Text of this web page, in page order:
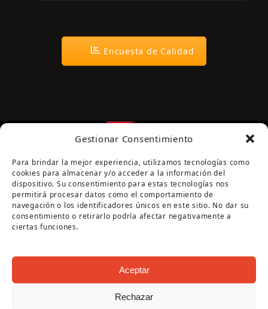
Gestionar Consentimiento
Para brindar la mejor experiencia, utilizamos tecnologías como
cookies para almacenar y/o acceder a la información del
dispositivo. Su consentimiento para estas tecnologías nos
permitirá procesar datos como el comportamiento de
navegación o los identificadores únicos en este sitio. No dar su
consentimiento o retirarlo podría afectar negativamente a
ciertas funciones.
Aceptar
Rechazar
Encuesta de Calidad
Página cofinanciada por la Diputación de Córdoba